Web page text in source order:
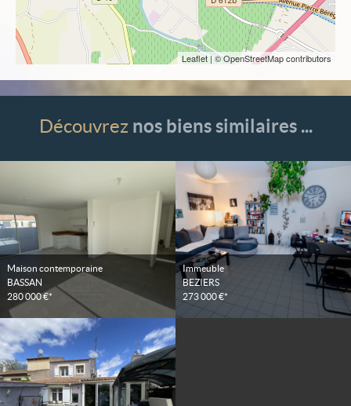
Leaflet| © OpenStreetMap contributors
Découvrez nos biens similaires ...
Maison contemporaine
BASSAN
280 000 €*
Immeuble
BEZIERS
273 000 €*